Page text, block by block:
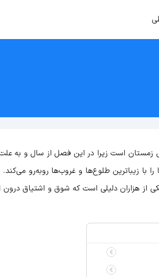
زمستان است زیرا در این فصل از سال و به
با زیباترین طلوع‌ها و غروب‌ها رو‌به‌رو
از هزاران دلیلی است که شوق و اشتیاق درون